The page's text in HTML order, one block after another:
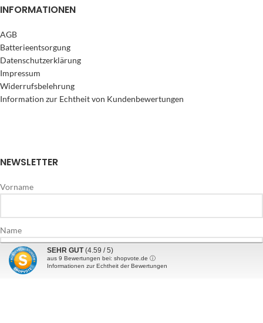
INFORMATIONEN
AGB
Batterieentsorgung
Datenschutzerklärung
Impressum
Widerrufsbelehrung
Information zur Echtheit von Kundenbewertungen
NEWSLETTER
Vorname
Name
E-Mail Addresse*
SEHR GUT (4.59 / 5)
aus 9 Bewertungen bei: shopvote.de ⓘ
Informationen zur Echtheit der Bewertungen